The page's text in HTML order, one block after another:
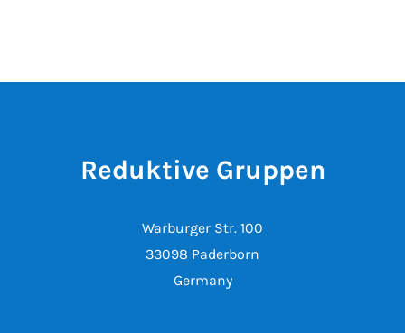
Reduktive Gruppen
Warburger Str. 100
33098 Paderborn
Germany